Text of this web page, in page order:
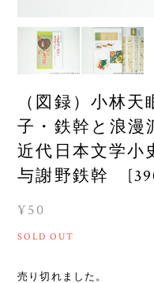
（図録）小林
子・鉄幹と浪
近代日本文学
与謝野鉄幹
¥50
SOLD OUT
売り切れました。